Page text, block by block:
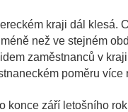
kraji dál klesá.
než ve stejném
zaměstnanců v
poměru více
konce září letošního